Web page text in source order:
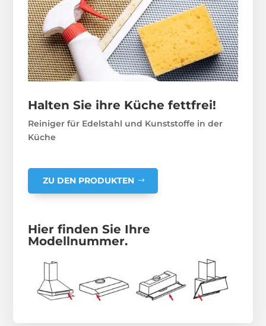
Halten Sie ihre Küche fettfrei!
Reiniger für Edelstahl und Kunststoffe in der
Küche
ZU DEN PRODUKTEN
Hier finden Sie Ihre
Modellnummer.